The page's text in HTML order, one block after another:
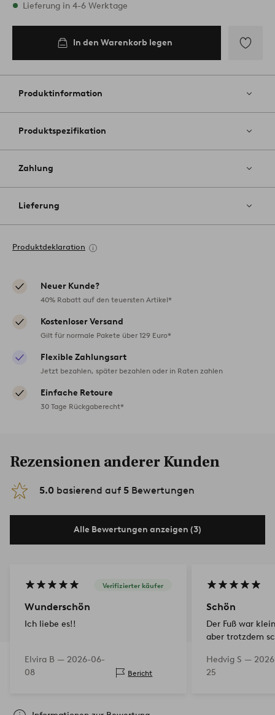
Vorrätig
Lieferung in 4-6 Werktage
In den Warenkorb legen
Favoriten
Produktinformation
Produktspezifikation
Zahlung
Lieferung
Produktdeklaration
Neuer Kunde?
40% Rabatt auf den teuersten Artikel*
Kostenloser Versand
Gilt für normale Pakete über 129 Euro*
Flexible Zahlungsart
Jetzt bezahlen, später bezahlen oder in Raten zahlen
Einfache Retoure
30 Tage Rückgaberecht*
Rezensionen anderer Kunden
5.0 basierend auf 5 Bewertungen
Alle Bewertungen anzeigen (3)
Verifizierter käufer
Wunderschön
Ich liebe es!!
Elvira B — 2026-06-
08
Bericht
Schön
Der Fuß war
aber trotzdem
Hedvig S —
25